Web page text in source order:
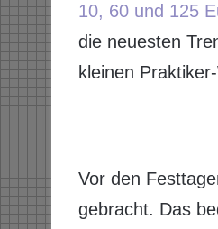
10, 60 und 125
die neuesten
kleinen
Vor den
gebracht. Das